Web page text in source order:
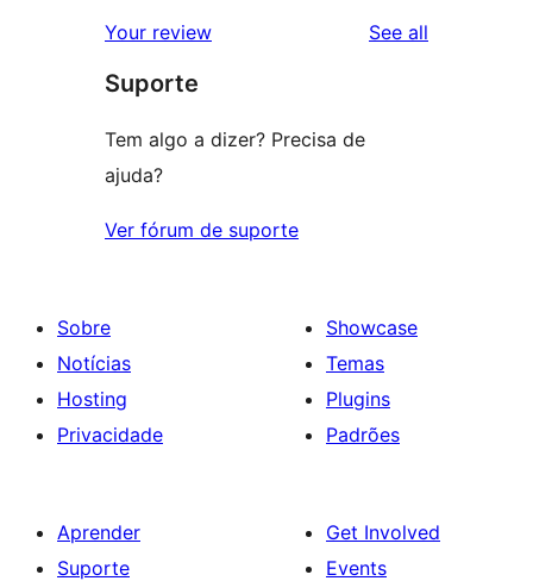
reviews
star
reviews
Your review See all
Suporte
Tem algo a dizer? Precisa de
ajuda?
Ver fórum de suporte
Sobre
Notícias
Hosting
Privacidade
Showcase
Temas
Plugins
Padrões
Aprender
Suporte
Get Involved
Events